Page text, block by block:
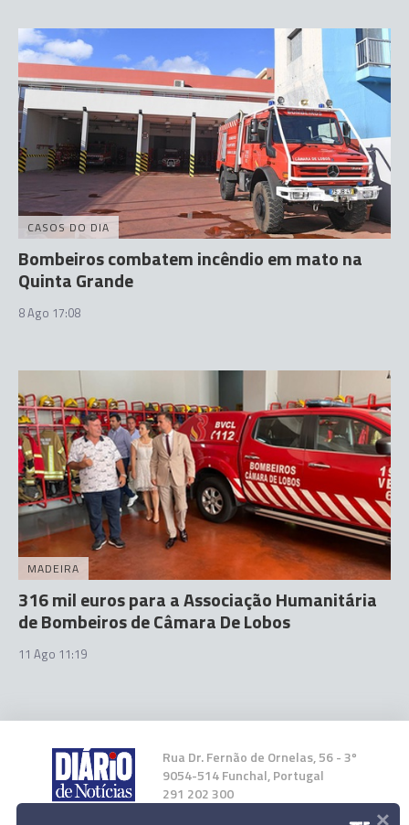
CASOS DO DIA
Bombeiros combatem incêndio em mato na
Quinta Grande
8 Ago 17:08
MADEIRA
316 mil euros para a Associação Humanitária
de Bombeiros de Câmara De Lobos
11 Ago 11:19
Rua Dr. Fernão de Ornelas, 56 - 3º
9054-514 Funchal, Portugal
291 202 300